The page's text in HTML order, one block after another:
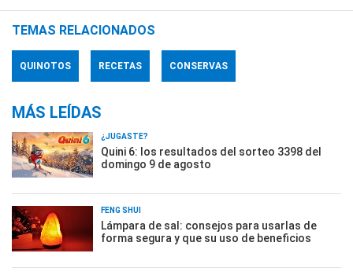
TEMAS RELACIONADOS
QUINOTOS RECETAS CONSERVAS
MÁS LEÍDAS
¿JUGASTE?
Quini 6: los resultados del sorteo 3398 del
domingo 9 de agosto
FENG SHUI
Lámpara de sal: consejos para usarlas de
forma segura y que su uso de beneficios